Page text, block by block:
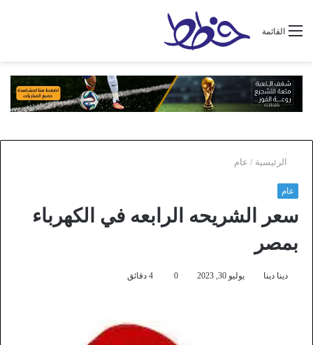
القائمة
الرئيسية / عام
عام
سعر الشريحه الرابعه في الكهرباء
بمصر
دينا دينا يوليو 30, 2023 0